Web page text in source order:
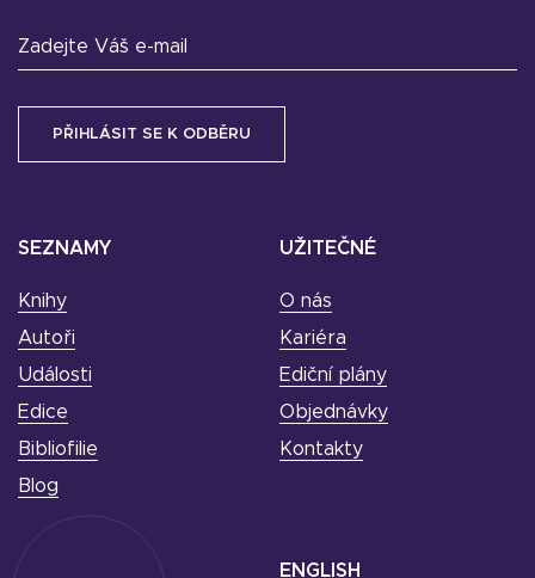
SEZNAMY
Knihy
Autoři
Události
Edice
Bibliofilie
Blog
UŽITEČNÉ
O nás
Kariéra
Ediční plány
Objednávky
Kontakty
Zadejte Váš e-mail
ENGLISH